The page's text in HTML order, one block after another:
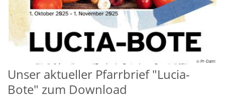
© Pr-Dami
Unser aktueller Pfarrbrief "Lucia-
Bote" zum Download